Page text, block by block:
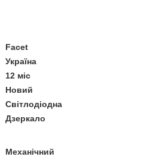
Facet
Україна
12 міс
Новий
Світлодіодна
Дзеркало
Механічний